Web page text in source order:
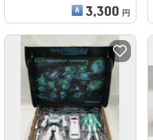
3,300 円